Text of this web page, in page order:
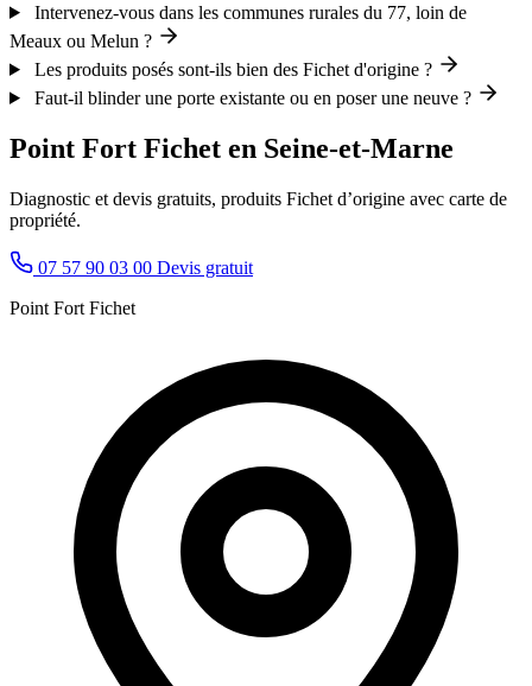
Intervenez-vous dans les communes rurales du 77, loin de
Meaux ou Melun ?
Les produits posés sont-ils bien des Fichet d'origine ?
Faut-il blinder une porte existante ou en poser une neuve ?
Point Fort Fichet en Seine-et-Marne
Diagnostic et devis gratuits, produits Fichet d’origine avec carte de
propriété.
07 57 90 03 00 Devis gratuit
Point Fort Fichet